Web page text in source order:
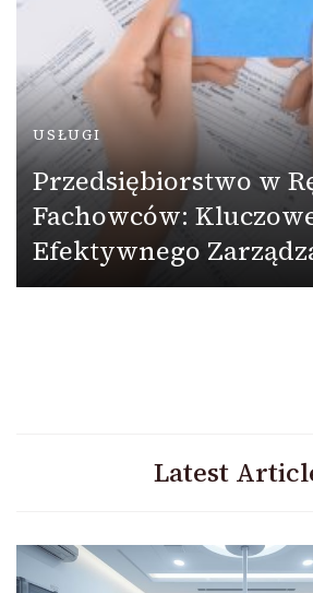
USŁUGI
Przedsiębiorstwo w
Fachowców:
Efektywnego
Latest